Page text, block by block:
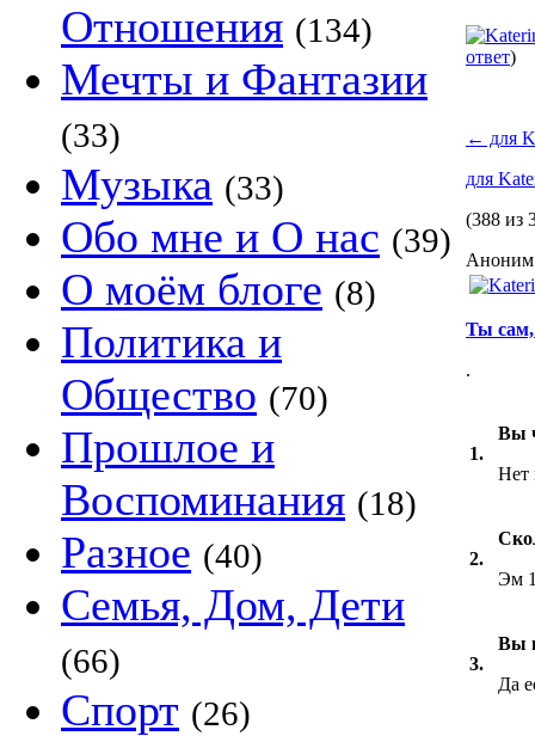
Отношения (134)
Мечты и Фантазии
(33)
Музыка (33)
Обо мне и О нас (39)
О моём блоге (8)
Политика и
Общество (70)
Прошлое и
Воспоминания (18)
Разное (40)
Семья, Дом, Дети
(66)
Спорт (26)
ответ)
← для
для
(388 из
Аноним
Ты сам,
.
1.
Вы
Нет
2.
Эм
3.
Вы
Да